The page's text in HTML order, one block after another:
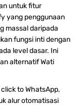
untuk fitur
yang penggunaan
massal daripada
fungsi inti dengan
level dasar. Ini
alternatif Wati
to WhatsApp,
alur otomatisasi